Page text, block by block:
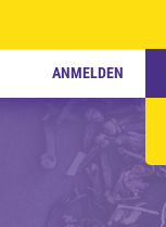
ANMELDEN